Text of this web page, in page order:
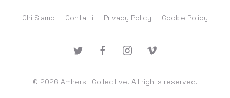
Chi Siamo Contatti Privacy Policy Cookie Policy
© 2026 Amherst Collective. All rights reserved.